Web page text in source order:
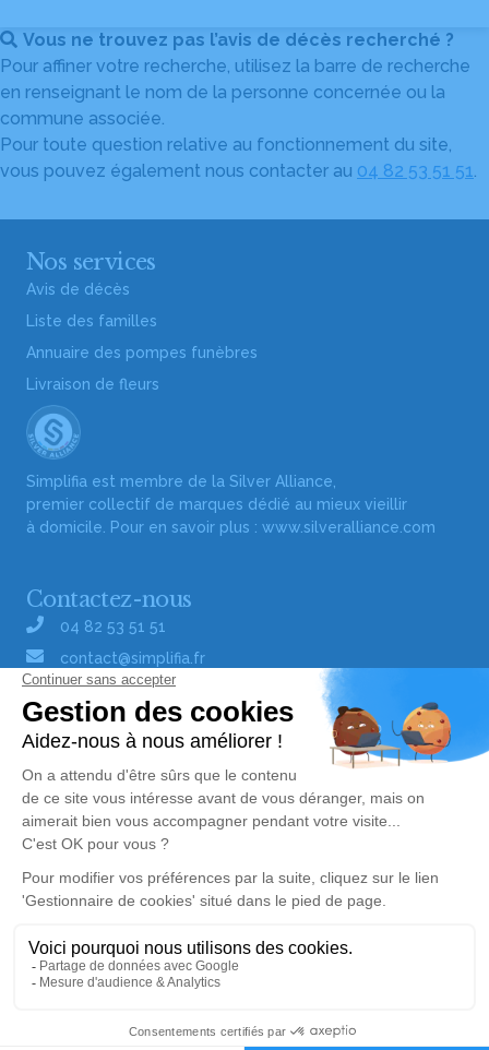
Vous ne trouvez pas l’avis de décès recherché ?
Pour affiner votre recherche, utilisez la barre de recherche
en renseignant le nom de la personne concernée ou la
commune associée.
Pour toute question relative au fonctionnement du site,
vous pouvez également nous contacter au 04 82 53 51 51.
Alerte décès 24
Nos services
Avis de décès
Liste des familles
Annuaire des pompes funèbres
Livraison de fleurs
Simplifia est membre de la Silver Alliance,
premier collectif de marques dédié au mieux vieillir
à domicile. Pour en savoir plus : www.silveralliance.com
Contactez-nous
04 82 53 51 51
contact@simplifia.fr
Réseaux sociaux
Liens utiles
Publier un avis de décès
Signaler un abus/une erreur
Consultez nos offres d'emploi
Politique de traitement des données
Mentions légales